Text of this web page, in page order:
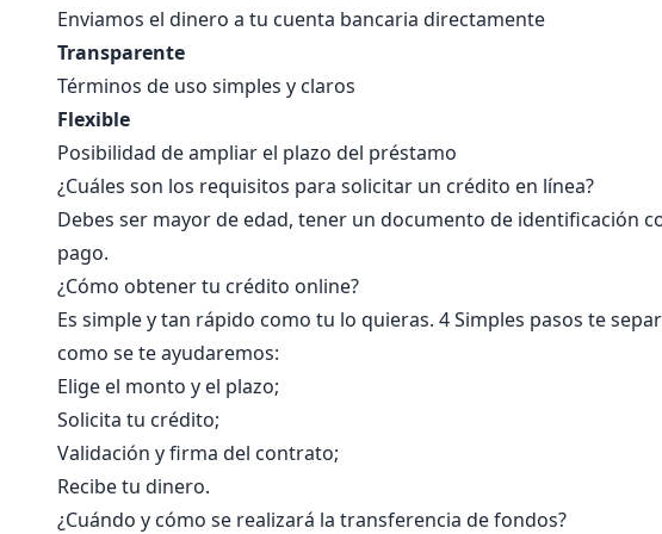
Enviamos el dinero a tu cuenta bancaria directamente
Transparente
Términos de uso simples y claros
Flexible
Posibilidad de ampliar el plazo del préstamo
¿Cuáles son los requisitos para solicitar un crédito en línea?
Debes ser mayor de edad, tener un documento de identificación
pago.
¿Cómo obtener tu crédito online?
Es simple y tan rápido como tu lo quieras. 4 Simples pasos te
como se te ayudaremos:
Elige el monto y el plazo;
Solicita tu crédito;
Validación y firma del contrato;
Recibe tu dinero.
¿Cuándo y cómo se realizará la transferencia de fondos?